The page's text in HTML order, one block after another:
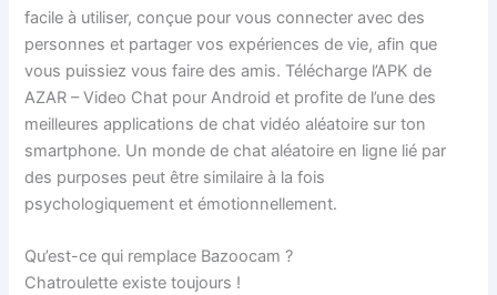
facile à utiliser, conçue pour vous connecter avec des
personnes et partager vos expériences de vie, afin que
vous puissiez vous faire des amis. Télécharge l’APK de
AZAR – Video Chat pour Android et profite de l’une des
meilleures applications de chat vidéo aléatoire sur ton
smartphone. Un monde de chat aléatoire en ligne lié par
des purposes peut être similaire à la fois
psychologiquement et émotionnellement.
Qu’est-ce qui remplace Bazoocam ?
Chatroulette existe toujours !